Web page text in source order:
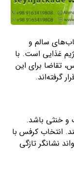
سالم و
غذایی است. با
تقاضا برای این
گرفته‌اند.
و خنثی باشد.
انتخاب کرفس با
نشانگر تازگی